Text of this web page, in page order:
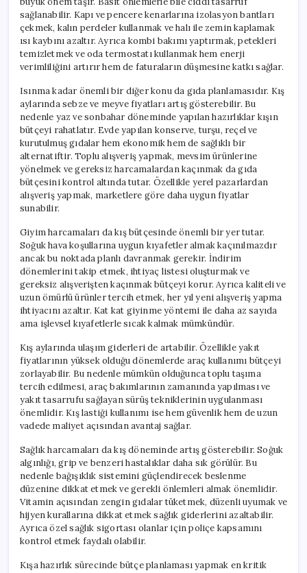
sağlanabilir. Kapı ve pencere kenarlarına izolasyon bantları
çekmek, kalın perdeler kullanmak ve halı ile zemin kaplamak
ısı kaybını azaltır. Ayrıca kombi bakımı yaptırmak, petekleri
temizletmek ve oda termostatı kullanmak hem enerji
verimliliğini artırır hem de faturaların düşmesine katkı sağlar.
Isınma kadar önemli bir diğer konu da gıda planlamasıdır. Kış
aylarında sebze ve meyve fiyatları artış gösterebilir. Bu
nedenle yaz ve sonbahar döneminde yapılan hazırlıklar kışın
bütçeyi rahatlatır. Evde yapılan konserve, turşu, reçel ve
kurutulmuş gıdalar hem ekonomik hem de sağlıklı bir
alternatiftir. Toplu alışveriş yapmak, mevsim ürünlerine
yönelmek ve gereksiz harcamalardan kaçınmak da gıda
bütçesini kontrol altında tutar. Özellikle yerel pazarlardan
alışveriş yapmak, marketlere göre daha uygun fiyatlar
sunabilir.
Giyim harcamaları da kış bütçesinde önemli bir yer tutar.
Soğuk hava koşullarına uygun kıyafetler almak kaçınılmazdır
ancak bu noktada planlı davranmak gerekir. İndirim
dönemlerini takip etmek, ihtiyaç listesi oluşturmak ve
gereksiz alışverişten kaçınmak bütçeyi korur. Ayrıca kaliteli ve
uzun ömürlü ürünler tercih etmek, her yıl yeni alışveriş yapma
ihtiyacını azaltır. Kat kat giyinme yöntemi ile daha az sayıda
ama işlevsel kıyafetlerle sıcak kalmak mümkündür.
Kış aylarında ulaşım giderleri de artabilir. Özellikle yakıt
fiyatlarının yüksek olduğu dönemlerde araç kullanımı bütçeyi
zorlayabilir. Bu nedenle mümkün olduğunca toplu taşıma
tercih edilmesi, araç bakımlarının zamanında yapılması ve
yakıt tasarrufu sağlayan sürüş tekniklerinin uygulanması
önemlidir. Kış lastiği kullanımı ise hem güvenlik hem de uzun
vadede maliyet açısından avantaj sağlar.
Sağlık harcamaları da kış döneminde artış gösterebilir. Soğuk
algınlığı, grip ve benzeri hastalıklar daha sık görülür. Bu
nedenle bağışıklık sistemini güçlendirecek beslenme
düzenine dikkat etmek ve gerekli önlemleri almak önemlidir.
Vitamin açısından zengin gıdalar tüketmek, düzenli uyumak ve
hijyen kurallarına dikkat etmek sağlık giderlerini azaltabilir.
Ayrıca özel sağlık sigortası olanlar için poliçe kapsamını
kontrol etmek faydalı olabilir.
Kışa hazırlık sürecinde bütçe planlaması yapmak en kritik